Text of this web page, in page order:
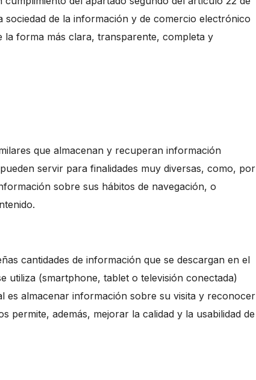
sociedad de la información y de comercio electrónico
la forma más clara, transparente, completa y
que almacenan y recuperan información
servir para finalidades muy diversas, como, por
sobre sus hábitos de navegación, o
cantidades de información que se descargan en el
utiliza (smartphone, tablet o televisión conectada)
es almacenar información sobre su visita y reconocer
permite, además, mejorar la calidad y la usabilidad de